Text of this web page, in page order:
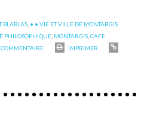
BLABLAS • • VIE ET VILLE DE MONTARGIS
PHILOSOPHIQUE MONTARGIS ,CAFE
COMMENTAIRE
IMPRIMER